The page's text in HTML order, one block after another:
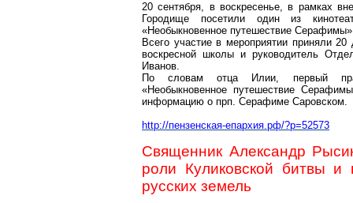
20 сентября, в воскресенье, в рамках
Городище посетили один из
«Необыкновенное путешествие
Всего участие в мероприятии приняли
воскресной школы и руководитель
Иванов.
По словам отца Илии, первый
«Необыкновенное путешествие
информацию о прп. Серафиме Саровском.
http://пензенская-епархия.рф/?p=52573
Священник Александр
роли Куликовской битвы и
русских земель